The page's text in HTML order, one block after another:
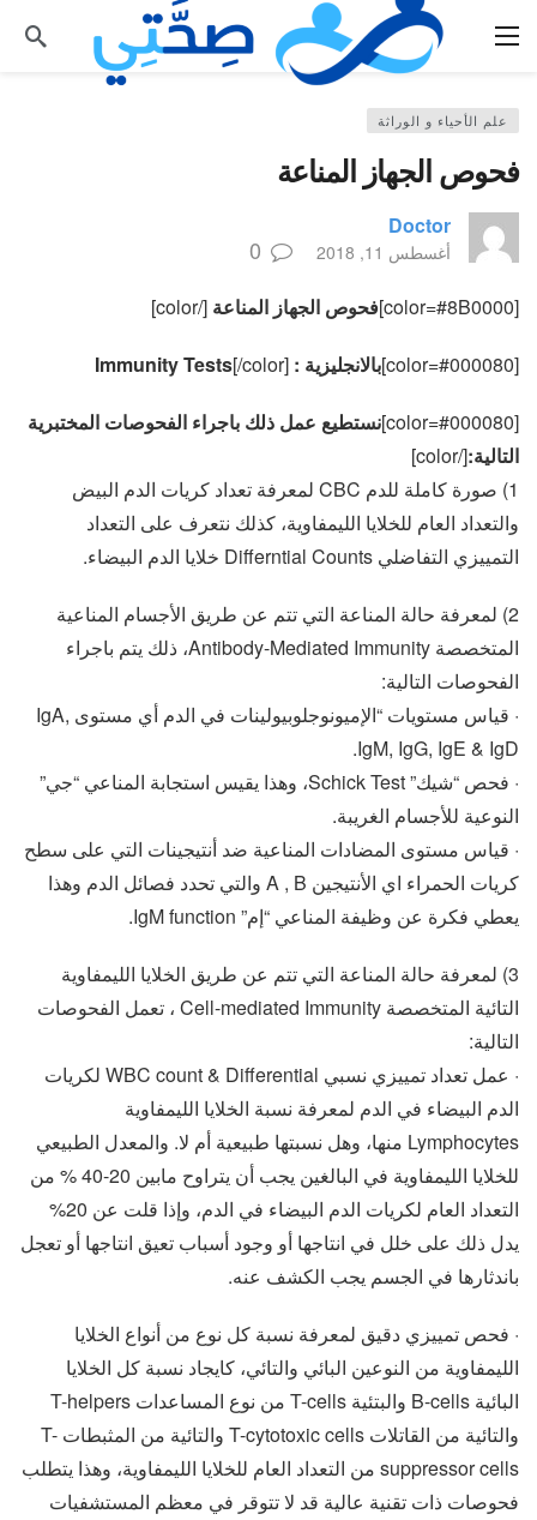
علم الأحياء و الوراثة
فحوص الجهاز المناعة
Doctor
أغسطس 11, 2018 0
[color=#8B0000] فحوص الجهاز المناعة [/color]
[color=#000080] بالانجليزية : Immunity Tests [/color]
[color=#000080]
نستطيع عمل ذلك باجراء الفحوصات المختبرية
التالية:[/color]
1) صورة كاملة للدم CBC لمعرفة تعداد كريات الدم البيض
والتعداد العام للخلايا الليمفاوية، كذلك نتعرف على التعداد
التمييزي التفاضلي Differntial Counts خلايا الدم البيضاء.
2) لمعرفة حالة المناعة التي تتم عن طريق الأجسام المناعية
المتخصصة Antibody-Mediated Immunity، ذلك يتم باجراء
الفحوصات التالية:
· قياس مستويات “الإميونوجلوبيولينات في الدم أي مستوى IgA,
IgM, IgG, IgE & IgD.
· فحص “شيك” Schick Test، وهذا يقيس استجابة المناعي “جي”
النوعية للأجسام الغريبة.
· قياس مستوى المضادات المناعية ضد أنتيجينات التي على سطح
كريات الحمراء اي الأنتيجين A , B والتي تحدد فصائل الدم وهذا
يعطي فكرة عن وظيفة المناعي “إم” IgM function.
3) لمعرفة حالة المناعة التي تتم عن طريق الخلايا الليمفاوية
التائية المتخصصة Cell-mediated Immunity ، تعمل الفحوصات
التالية:
· عمل تعداد تمييزي نسبي WBC count & Differential لكريات
الدم البيضاء في الدم لمعرفة نسبة الخلايا الليمفاوية
Lymphocytes منها، وهل نسبتها طبيعية أم لا. والمعدل الطبيعي
للخلايا الليمفاوية في البالغين يجب أن يتراوح مابين 20-40 % من
التعداد العام لكريات الدم البيضاء في الدم، وإذا قلت عن 20%
يدل ذلك على خلل في انتاجها أو وجود أسباب تعيق انتاجها أو تعجل
باندثارها في الجسم يجب الكشف عنه.
· فحص تمييزي دقيق لمعرفة نسبة كل نوع من أنواع الخلايا
الليمفاوية من النوعين البائي والتائي، كايجاد نسبة كل الخلايا
البائية B-cells والبتئية T-cells من نوع المساعدات T-helpers
والتائية من القاتلات T-cytotoxic cells والتائية من المثبطات T-
suppressor cells من التعداد العام للخلايا الليمفاوية، وهذا يتطلب
فحوصات ذات تقنية عالية قد لا تتوقر في معظم المستشفيات